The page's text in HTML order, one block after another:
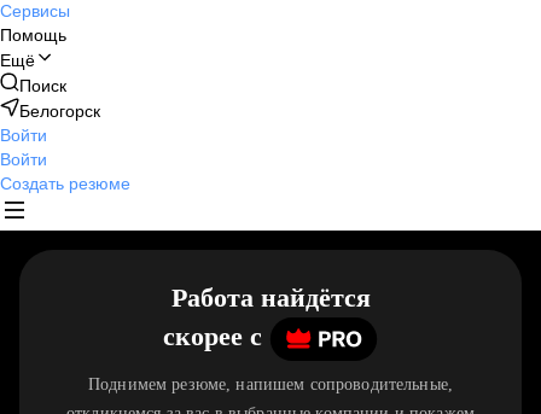
Сервисы
Помощь
Ещё
Поиск
Белогорск
Войти
Войти
Создать резюме
Работа найдётся
скорее c
Поднимем резюме, напишем сопроводительные,